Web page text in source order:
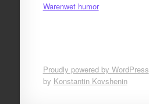
Warenwet humor
Proudly powered by WordPress
by Konstantin Kovshenin